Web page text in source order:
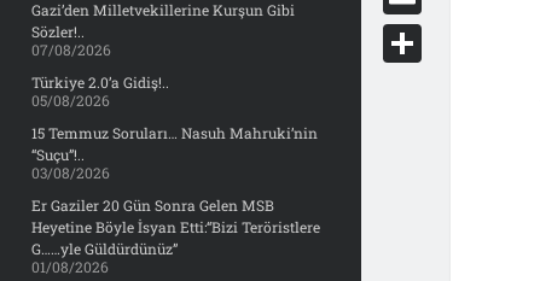
Gazi’den Milletvekillerine Kurşun Gibi
Sözler!..
07/08/2026
Türkiye 2.0’a Gidiş!..
05/08/2026
15 Temmuz Soruları… Nasuh Mahruki’nin
“Suçu”!..
03/08/2026
Er Gaziler 20 Gün Sonra Gelen MSB
Heyetine Böyle İsyan Etti:“Bizi Teröristlere
G……yle Güldürdünüz”
01/08/2026
y
db
d
d
o
c
E